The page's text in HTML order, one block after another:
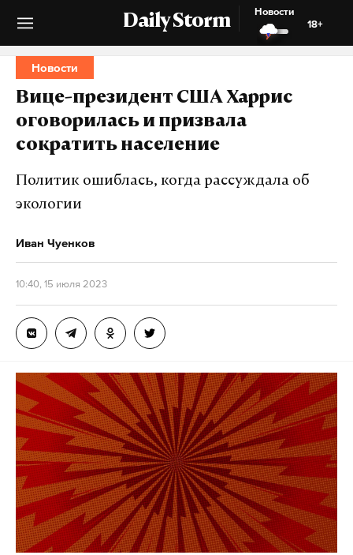
Daily Storm
Новости
18+
Новости
Вице-президент США Харрис
оговорилась и призвала
сократить население
Политик ошиблась, когда рассуждала об
экологии
Иван Чуенков
10:40, 15 июля 2023